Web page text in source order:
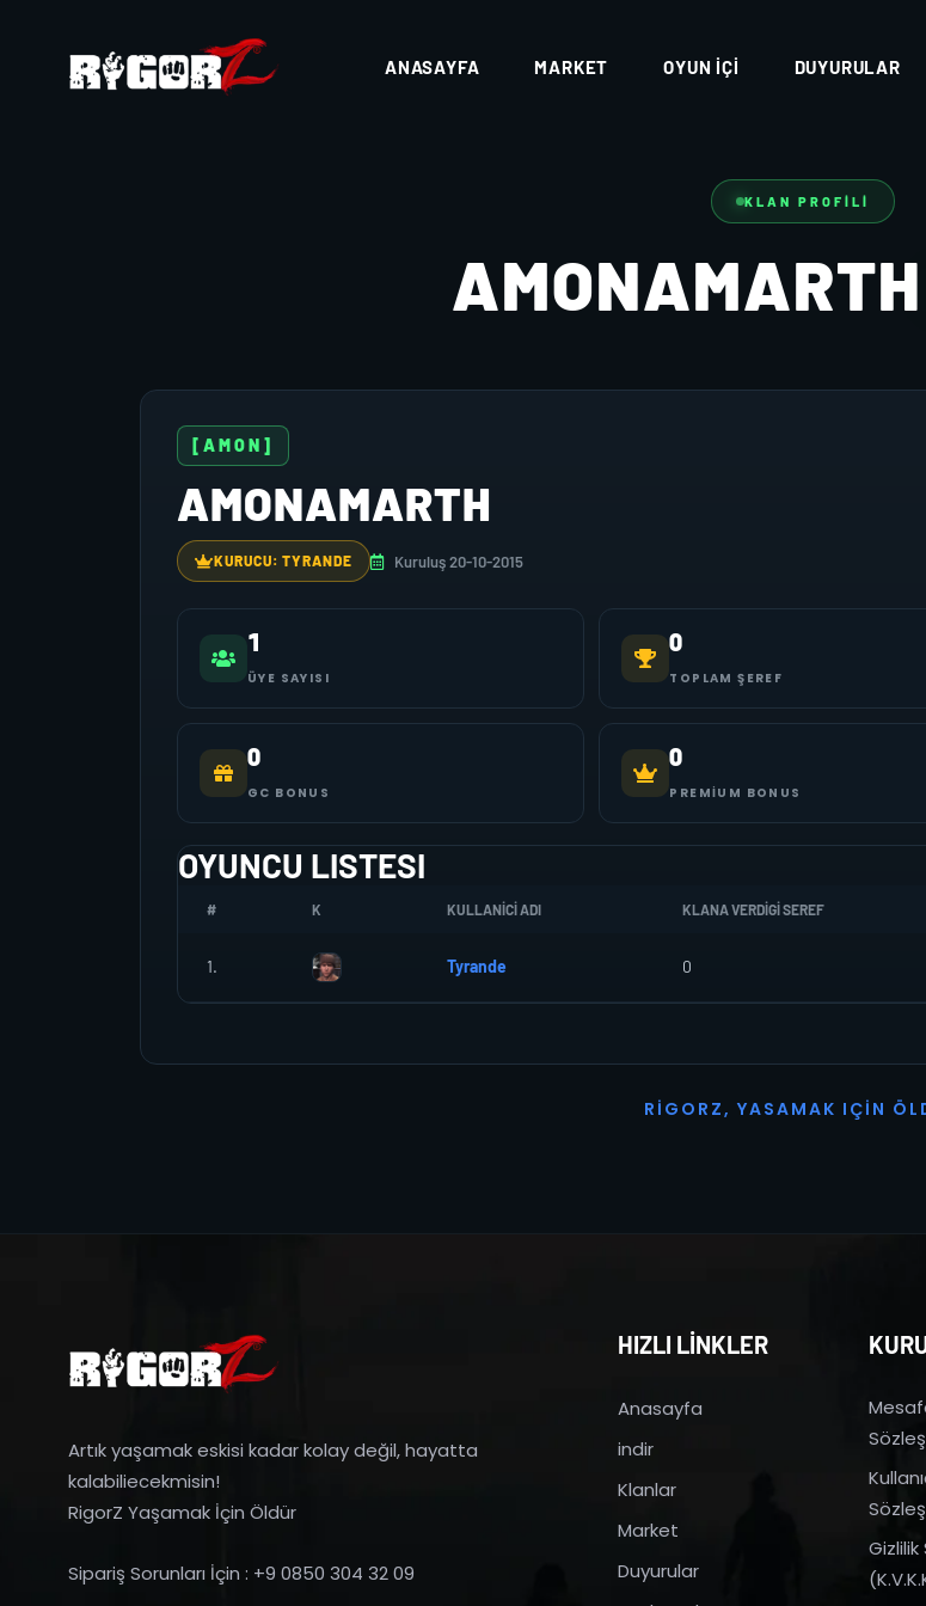
ANASAYFA MARKET OYUN İÇI DUYURULAR
KLAN PROFILI
AMONAMARTH
[AMON]
AMONAMARTH
KURUCU: TYRANDE Kuruluş 20-10-2015
1
ÜYE SAYISI
0
TOPLAM ŞEREF
0
GC BONUS
0
PREMIUM BONUS
OYUNCU LISTESI
# K KULLANICI ADI KLANA VERDIGI SEREF
1. Tyrande 0
R I G O R Z, YASAMAK I ÇI N Ö L
Artık yaşamak eskisi kadar kolay değil, hayatta
kalabiliecekmisin!
RigorZ Yaşamak İçin Öldür
Sipariş Sorunları İçin : +9 0850 304 32 09
HIZLI LİNKLER
Anasayfa
indir
Klanlar
Market
Duyurular